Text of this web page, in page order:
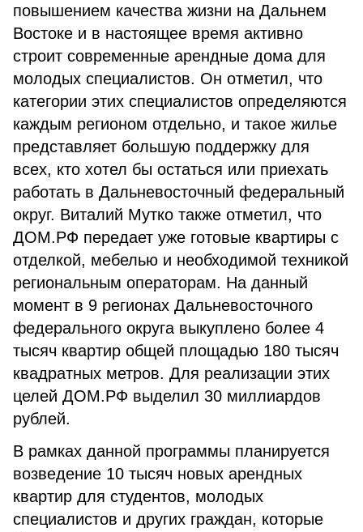
повышением качества жизни на Дальнем
Востоке и в настоящее время активно
строит современные арендные дома для
молодых специалистов. Он отметил, что
категории этих специалистов определяются
каждым регионом отдельно, и такое жилье
представляет большую поддержку для
всех, кто хотел бы остаться или приехать
работать в Дальневосточный федеральный
округ. Виталий Мутко также отметил, что
ДОМ.РФ передает уже готовые квартиры с
отделкой, мебелью и необходимой техникой
региональным операторам. На данный
момент в 9 регионах Дальневосточного
федерального округа выкуплено более 4
тысяч квартир общей площадью 180 тысяч
квадратных метров. Для реализации этих
целей ДОМ.РФ выделил 30 миллиардов
рублей.
В рамках данной программы планируется
возведение 10 тысяч новых арендных
квартир для студентов, молодых
специалистов и других граждан, которые